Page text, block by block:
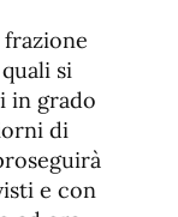
si
in grado
di
e con